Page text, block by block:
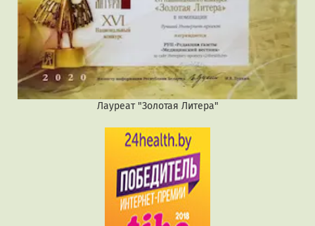
Лауреат "Золотая Литера"